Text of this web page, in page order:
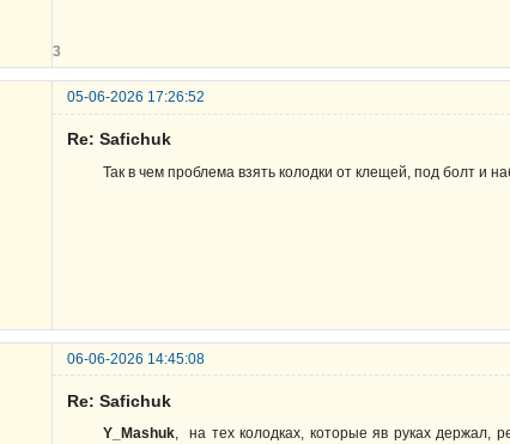
3
05-06-2026 17:26:52
Re: Safichuk
Так в чем проблема взять колодки от клещей, под болт и
06-06-2026 14:45:08
Re: Safichuk
Y_Mashuk, на тех колодках, которые яв руках держал,